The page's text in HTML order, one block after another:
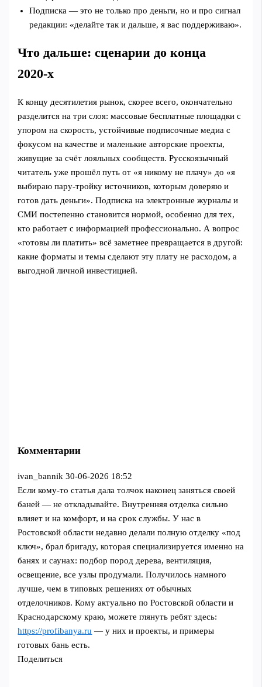
Подписка — это не только про деньги, но и про сигнал
редакции: «делайте так и дальше, я вас поддерживаю».
Что дальше: сценарии до конца
2020‑х
К концу десятилетия рынок, скорее всего, окончательно
разделится на три слоя: массовые бесплатные площадки с
упором на скорость, устойчивые подписочные медиа с
фокусом на качестве и маленькие авторские проекты,
живущие за счёт лояльных сообществ. Русскоязычный
читатель уже прошёл путь от «я никому не плачу» до «я
выбираю пару‑тройку источников, которым доверяю и
готов дать деньги». Подписка на электронные журналы и
СМИ постепенно становится нормой, особенно для тех,
кто работает с информацией профессионально. А вопрос
«готовы ли платить» всё заметнее превращается в другой:
какие форматы и темы сделают эту плату не расходом, а
выгодной личной инвестицией.
Комментарии
ivan_bannik 30-06-2026 18:52
Если кому-то статья дала толчок наконец заняться своей
баней — не откладывайте. Внутренняя отделка сильно
влияет и на комфорт, и на срок службы. У нас в
Ростовской области недавно делали полную отделку «под
ключ», брал бригаду, которая специализируется именно на
банях и саунах: подбор пород дерева, вентиляция,
освещение, все узлы продумали. Получилось намного
лучше, чем в типовых решениях от обычных
отделочников. Кому актуально по Ростовской области и
Краснодарскому краю, можете глянуть ребят здесь:
https://profibanya.ru — у них и проекты, и примеры
готовых бань есть.
Поделиться